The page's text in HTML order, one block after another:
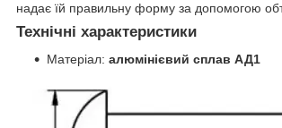
надає їй правильну форму за допомогою
Технічні характеристики
Матеріал: алюмінієвий сплав АД1